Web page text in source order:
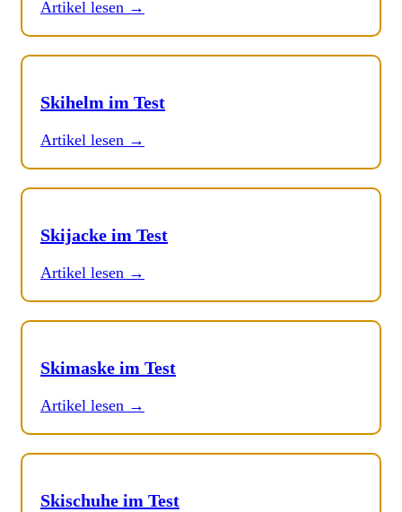
Artikel lesen →
Skihelm im Test
Artikel lesen →
Skijacke im Test
Artikel lesen →
Skimaske im Test
Artikel lesen →
Skischuhe im Test